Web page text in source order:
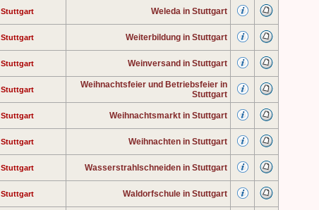
Weleda in Stuttgart
Stuttgart
Weiterbildung in Stuttgart
Stuttgart
Weinversand in Stuttgart
Stuttgart
Weihnachtsfeier und Betriebsfeier in
Stuttgart
Stuttgart
Weihnachtsmarkt in Stuttgart
Stuttgart
Weihnachten in Stuttgart
Stuttgart
Wasserstrahlschneiden in Stuttgart
Stuttgart
Waldorfschule in Stuttgart
Stuttgart